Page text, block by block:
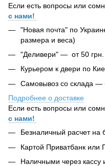
Если есть вопросы или
с нами!
"Новая почта" по
размера и веса)
"Деливери" — от 50 грн.
Курьером к двери по
Самовывоз со склада —
Подробнее о доставке
Если есть вопросы или
с нами!
Безналичный расчет на
Картой Приватбанк или
Наличными через кассу